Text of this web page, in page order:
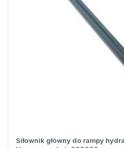
Siłownik główny do rampy